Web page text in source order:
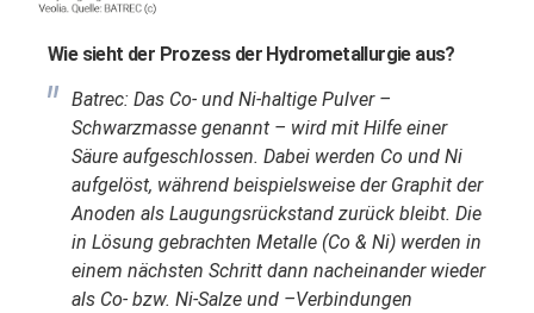
Wie sieht der Prozess der Hydrometallurgie aus?
Batrec: Das Co- und Ni-haltige Pulver –
Schwarzmasse genannt – wird mit Hilfe einer
Säure aufgeschlossen. Dabei werden Co und Ni
aufgelöst, während beispielsweise der Graphit der
Anoden als Laugungsrückstand zurück bleibt. Die
in Lösung gebrachten Metalle (Co & Ni) werden in
einem nächsten Schritt dann nacheinander wieder
als Co- bzw. Ni-Salze und –Verbindungen